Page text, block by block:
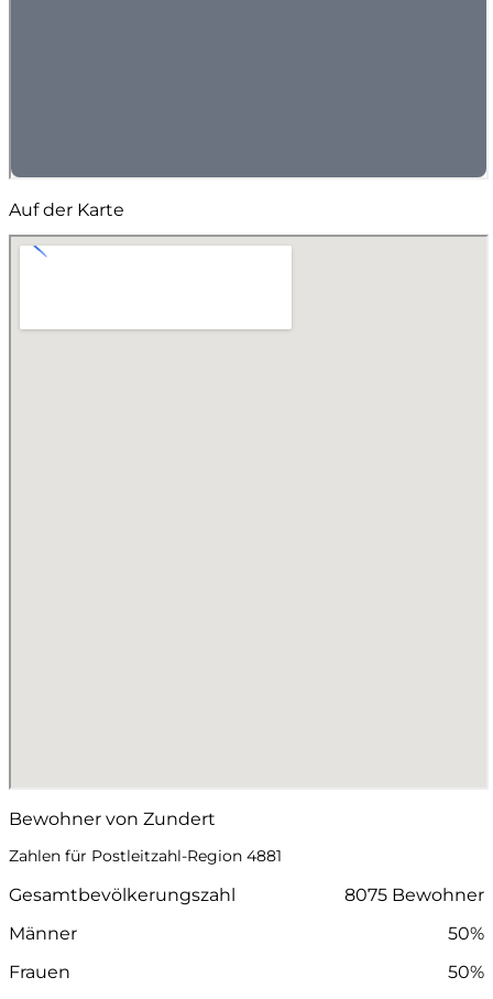
Auf der Karte
Bewohner von Zundert
Zahlen für Postleitzahl-Region 4881
Gesamtbevölkerungszahl
8075 Bewohner
Männer
50%
Frauen
50%